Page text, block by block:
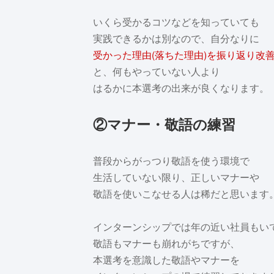
いくら受かるコツなどを知っていても
実践できるかは別なので、自分なりに
受かった理由(落ちた理由)を振り返り改
と、何もやっていない人より
はるかに本選考の出来が良くなります。
②マナー・敬語の練習
普段からがっつり敬語を使う環境で
生活していない限り、正しいマナーや
敬語を使いこなせる人は稀だと思います。
インターンシップでは年の近い社員もい
敬語もマナーも崩れがちですが、
本選考を意識した敬語やマナーを